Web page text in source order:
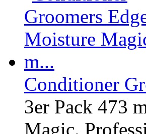
Conditioner
3er Pack 473
Magic.